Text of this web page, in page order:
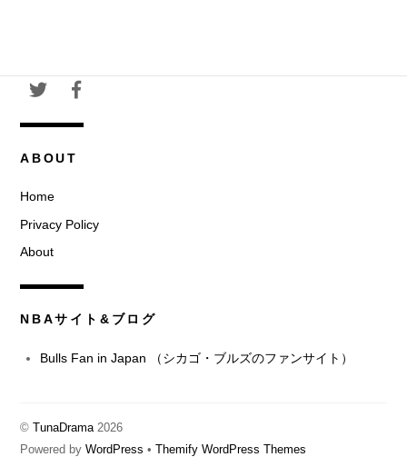
ABOUT
Home
Privacy Policy
About
NBAサイト&ブログ
Bulls Fan in Japan （シカゴ・ブルズのファンサイト）
©TunaDrama2026
Powered byWordPress •Themify WordPress Themes